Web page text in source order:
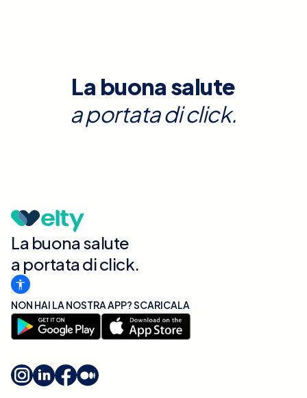
La buona salute
a portata di click.
La buona salute
a portata di click.
NON HAI LA NOSTRA APP? SCARICALA